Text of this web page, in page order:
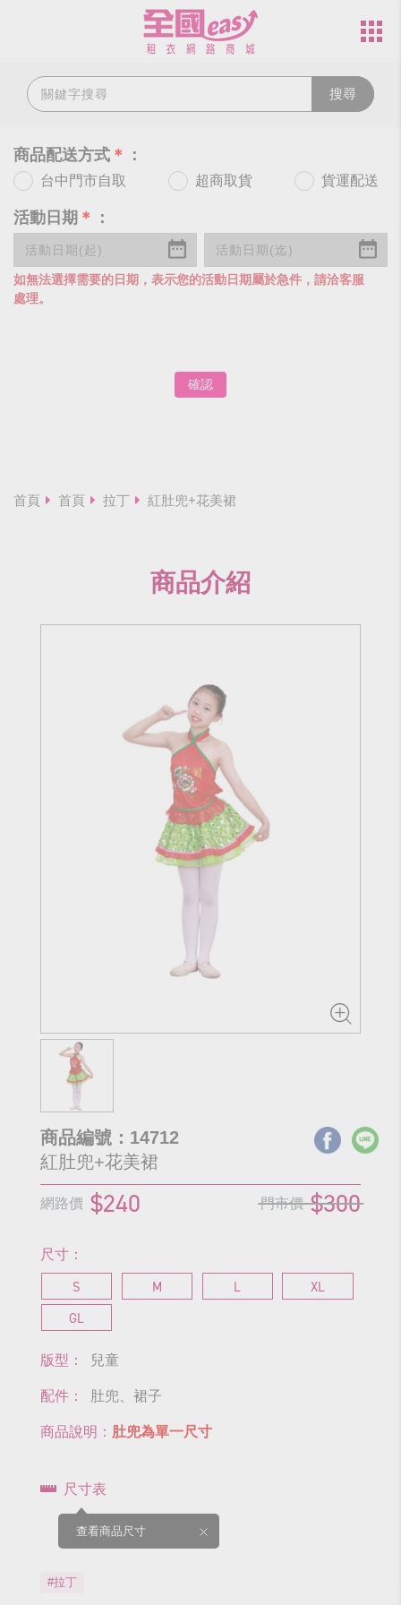
搜尋
商品配送方式 ＊ ：
台中門市自取 超商取貨 貨運配送
活動日期 ＊ ：
如無法選擇需要的日期，表示您的活動日期屬於急件，請洽客服
處理。
確認
首頁 首頁 拉丁 紅肚兜+花美裙
商品介紹
商品編號：14712
紅肚兜+花美裙
網路價 $240 門市價 $300
尺寸：
S M L
XL
GL
版型： 兒童
配件： 肚兜、裙子
商品說明： 肚兜為單一尺寸
尺寸表
查看商品尺寸
#拉丁